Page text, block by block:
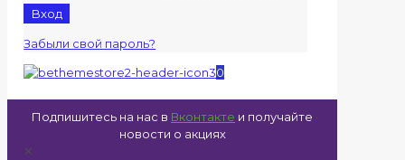
Вход
Забыли свой пароль?
0
Подпишитесь на нас в Вконтакте и получайте
новости о акциях
✕